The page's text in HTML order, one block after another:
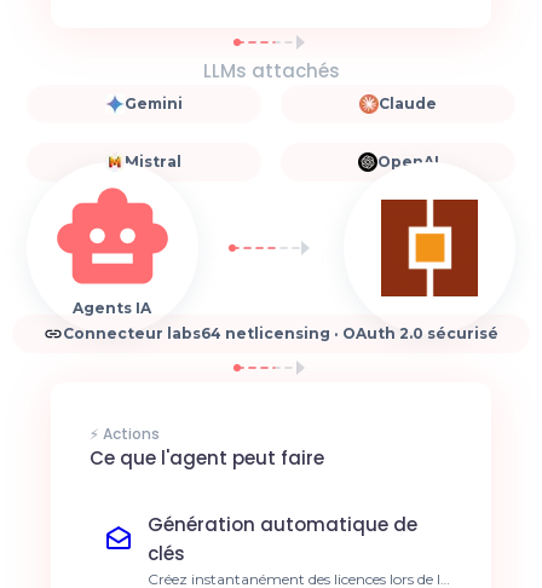
LLMs attachés
Gemini Claude
Mistral OpenAI
Agents IA
Connecteur labs64 netlicensing · OAuth 2.0 sécurisé
⚡ Actions
Ce que l'agent peut faire
Génération automatique de
clés
Créez instantanément des licences lors de la